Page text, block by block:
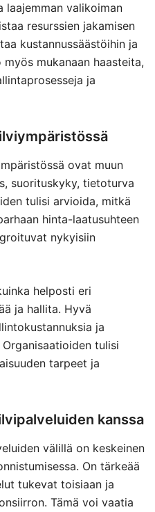
laajemman valikoiman
resurssien jakamisen
kustannussäästöihin ja
mukanaan haasteita,
ja
ovat muun
suorituskyky, tietoturva
tulisi arvioida, mitkä
hinta-laatusuhteen
nykyisiin
helposti eri
ja hallita. Hyvä
ja
tulisi
tarpeet ja
kanssa
välillä on keskeinen
On tärkeää
tukevat toisiaan ja
Tämä voi vaatia